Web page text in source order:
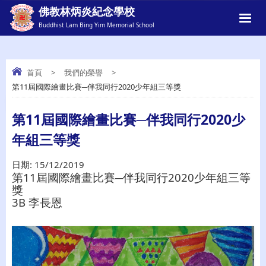
佛教林炳炎紀念學校
Buddhist Lam Bing Yim Memorial School
第11屆國際繪畫比賽─伴我同行2020少年
組三等獎
首頁 > 我們的榮譽
>
第11屆國際繪畫比賽─伴我同行2020少年組三等獎
第11屆國際繪畫比賽─伴我同行2020少
年組三等獎
日期: 15/12/2019
第11屆國際繪畫比賽─伴我同行2020少年組三等
獎
3B 李長恩